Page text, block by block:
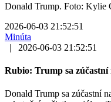
Donald Trump. Foto: Kylie
2026-06-03 21:52:51
Minúta
|
2026-06-03 21:52:51
Rubio: Trump sa
Donald Trump sa zúčastní